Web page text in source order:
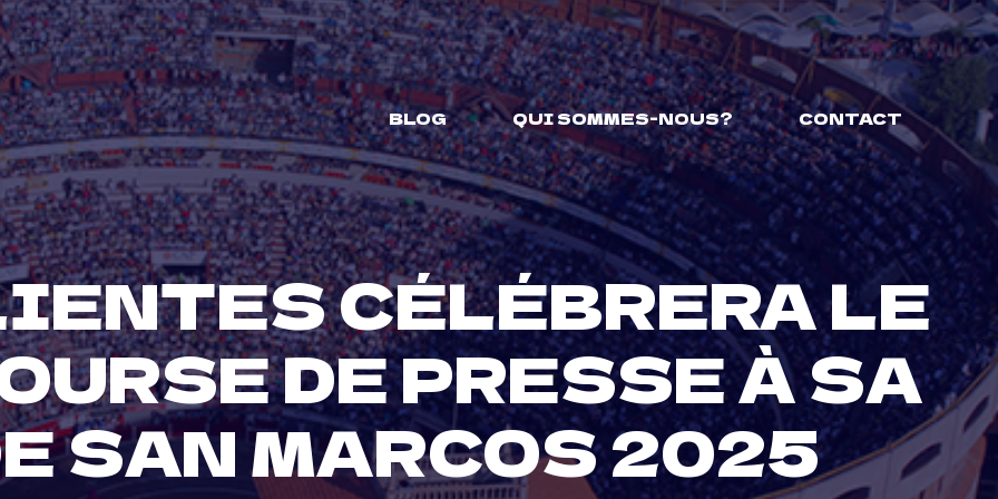
BLOG
QUI SOMMES-NOUS? CONTACT
CÉLÉBRERA LE
DE PRESSE À SA
SAN MARCOS 2025